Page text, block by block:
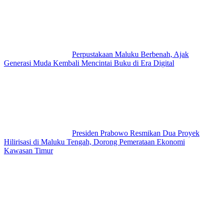
Perpustakaan Maluku Berbenah, Ajak
Generasi Muda Kembali Mencintai Buku di Era Digital
Presiden Prabowo Resmikan Dua Proyek
Hilirisasi di Maluku Tengah, Dorong Pemerataan Ekonomi
Kawasan Timur